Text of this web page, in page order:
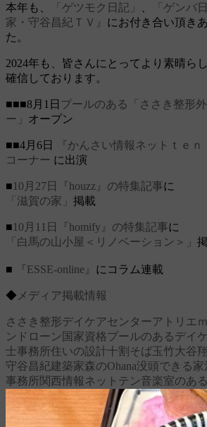
本年も、 「ゲツモク日記」 「ゲンバ
家・守谷昌紀ＴＶ』 にお付き合い頂き
た。
2024年も、皆さんにとってより素晴ら
確信しております。
■■■8月1日 プールのある「ささき整形
ー」 オープン
■■4月6日 『かんさい情報ネットｔｅｎ
コーナー に出演
■10月27日『houzz』の特集記事に
「滋賀の家」 掲載
■10月11日『homify』の特集記事に
「白馬の山小屋＜リノベーション＞」
■ 『ESSE-online』 にコラム連載
◆ メディア掲載情報
ささき整形デイケアセンターアトリエｍ
ン ドローン国家資格プールのあるデイ
士事務所住いの設計十割そば玉竹大谷
守谷昌紀建築家森のOhana没頭できる家
事務所関西情報ネットテン音楽室のあ